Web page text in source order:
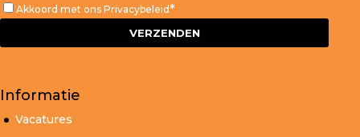
Akkoord met ons Privacybeleid*
Informatie
Vacatures